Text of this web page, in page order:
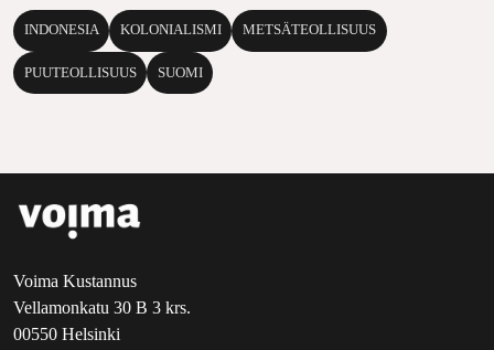
INDONESIA KOLONIALISMI METSÄTEOLLISUUS
PUUTEOLLISUUS SUOMI
Voima Kustannus
Vellamonkatu 30 B 3 krs.
00550 Helsinki